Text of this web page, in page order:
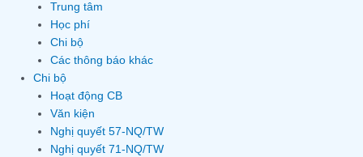
Trung tâm
Học phí
Chi bộ
Các thông báo khác
Chi bộ
Hoạt động CB
Văn kiện
Nghị quyết 57-NQ/TW
Nghị quyết 71-NQ/TW